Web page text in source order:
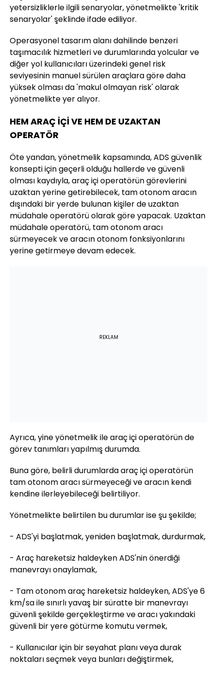
yetersizliklerle ilgili senaryolar, yönetmelikte 'kritik
senaryolar' şeklinde ifade ediliyor.
Operasyonel tasarım alanı dahilinde benzeri
taşımacılık hizmetleri ve durumlarında yolcular ve
diğer yol kullanıcıları üzerindeki genel risk
seviyesinin manuel sürülen araçlara göre daha
yüksek olması da 'makul olmayan risk' olarak
yönetmelikte yer alıyor.
HEM ARAÇ İÇİ VE HEM DE UZAKTAN
OPERATÖR
Öte yandan, yönetmelik kapsamında, ADS güvenlik
konsepti için geçerli olduğu hallerde ve güvenli
olması kaydıyla, araç içi operatörün görevlerini
uzaktan yerine getirebilecek, tam otonom aracın
dışındaki bir yerde bulunan kişiler de uzaktan
müdahale operatörü olarak göre yapacak. Uzaktan
müdahale operatörü, tam otonom aracı
sürmeyecek ve aracın otonom fonksiyonlarını
yerine getirmeye devam edecek.
REKLAM
Ayrıca, yine yönetmelik ile araç içi operatörün de
görev tanımları yapılmış durumda.
Buna göre, belirli durumlarda araç içi operatörün
tam otonom aracı sürmeyeceği ve aracın kendi
kendine ilerleyebileceği belirtiliyor.
Yönetmelikte belirtilen bu durumlar ise şu şekilde;
- ADS'yi başlatmak, yeniden başlatmak, durdurmak,
- Araç hareketsiz haldeyken ADS'nin önerdiği
manevrayı onaylamak,
- Tam otonom araç hareketsiz haldeyken, ADS'ye 6
km/sa ile sınırlı yavaş bir süratte bir manevrayı
güvenli şekilde gerçekleştirme ve aracı yakındaki
güvenli bir yere götürme komutu vermek,
- Kullanıcılar için bir seyahat planı veya durak
noktaları seçmek veya bunları değiştirmek,